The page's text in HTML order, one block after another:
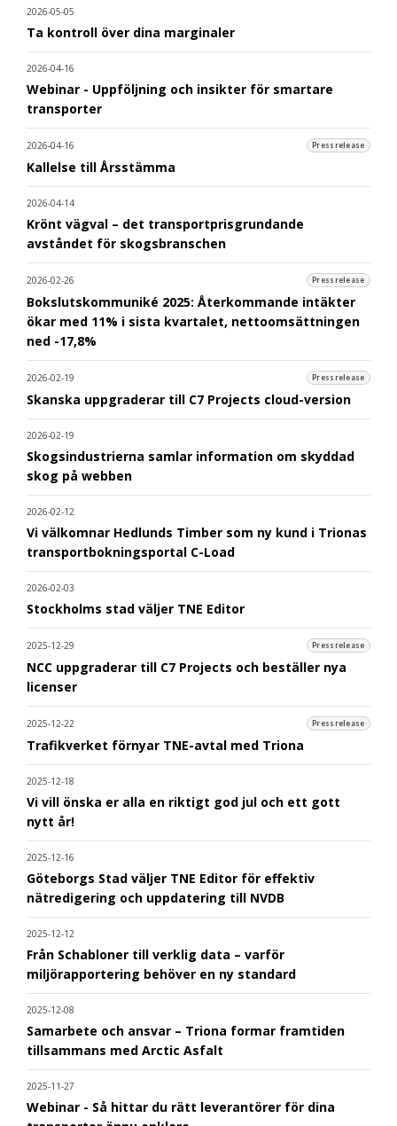
2026-05-05
Ta kontroll över dina marginaler
2026-04-16
Webinar - Uppföljning och insikter för smartare
transporter
2026-04-16 Pressrelease
Kallelse till Årsstämma
2026-04-14
Krönt vägval – det transportprisgrundande
avståndet för skogsbranschen
2026-02-26 Pressrelease
Bokslutskommuniké 2025: Återkommande intäkter
ökar med 11% i sista kvartalet, nettoomsättningen
ned -17,8%
2026-02-19 Pressrelease
Skanska uppgraderar till C7 Projects cloud-version
2026-02-19
Skogsindustrierna samlar information om skyddad
skog på webben
2026-02-12
Vi välkomnar Hedlunds Timber som ny kund i Trionas
transportbokningsportal C-Load
2026-02-03
Stockholms stad väljer TNE Editor
2025-12-29 Pressrelease
NCC uppgraderar till C7 Projects och beställer nya
licenser
2025-12-22 Pressrelease
Trafikverket förnyar TNE-avtal med Triona
2025-12-18
Vi vill önska er alla en riktigt god jul och ett gott
nytt år!
2025-12-16
Göteborgs Stad väljer TNE Editor för effektiv
nätredigering och uppdatering till NVDB
2025-12-12
Från Schabloner till verklig data – varför
miljörapportering behöver en ny standard
2025-12-08
Samarbete och ansvar – Triona formar framtiden
tillsammans med Arctic Asfalt
2025-11-27
Webinar - Så hittar du rätt leverantörer för dina